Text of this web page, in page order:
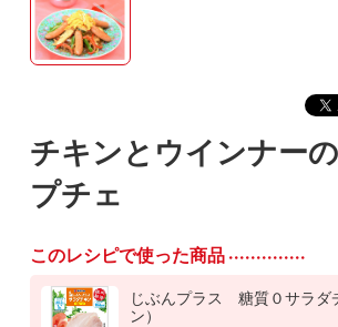
チキンとウインナー
プチェ
このレシピで使った商品
じぶんプラス 糖質０サラダ
ン）